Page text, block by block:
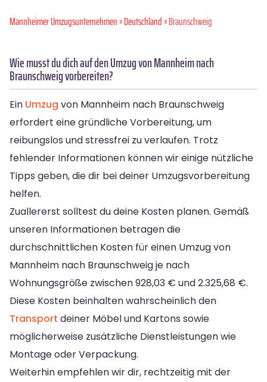
Mannheimer Umzugsunternehmen»Deutschland» Braunschweig
Wie musst du dich auf den Umzug von Mannheim nach
Braunschweig vorbereiten?
Ein Umzug von Mannheim nach Braunschweig
erfordert eine gründliche Vorbereitung, um
reibungslos und stressfrei zu verlaufen. Trotz
fehlender Informationen können wir einige nützliche
Tipps geben, die dir bei deiner Umzugsvorbereitung
helfen.
Zuallererst solltest du deine Kosten planen. Gemäß
unseren Informationen betragen die
durchschnittlichen Kosten für einen Umzug von
Mannheim nach Braunschweig je nach
Wohnungsgröße zwischen 928,03 € und 2.325,68 €.
Diese Kosten beinhalten wahrscheinlich den
Transport deiner Möbel und Kartons sowie
möglicherweise zusätzliche Dienstleistungen wie
Montage oder Verpackung.
Weiterhin empfehlen wir dir, rechtzeitig mit der